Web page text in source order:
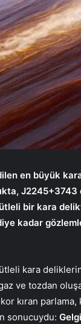
en büyük
bir kara
kadar
kara
ve tozdan
kıran
sonucuydu: